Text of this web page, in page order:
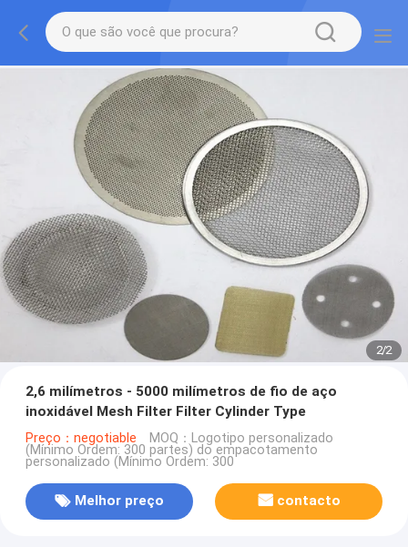
2/2
2,6 milímetros - 5000 milímetros de fio de aço
inoxidável Mesh Filter Filter Cylinder Type
Preço：negotiable MOQ：Logotipo personalizado
(Mínimo Ordem: 300 partes) do empacotamento
personalizado (Mínimo Ordem: 300
Melhor preço contacto